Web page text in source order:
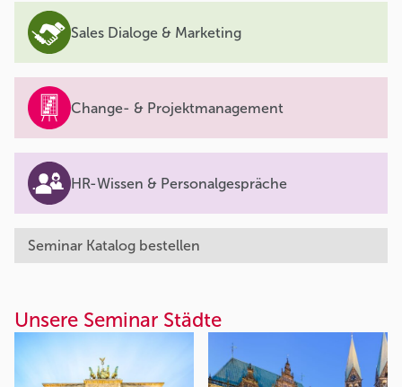
Sales Dialoge & Marketing
Change- & Projektmanagement
HR-Wissen & Personalgespräche
Seminar Katalog bestellen
Unsere Seminar Städte